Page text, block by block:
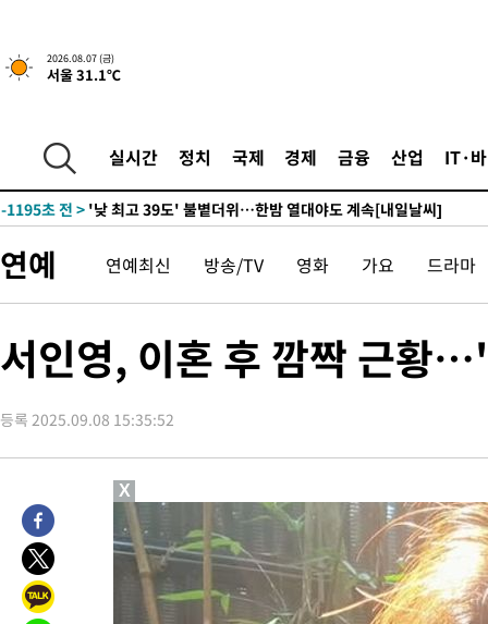
2026.08.07 (금)
서울 31.1℃
실시간 정치 국제 경제 금융 산업 IT·
-18619초 전 >경찰, '홍명보는 2순위' 결론냈던 스포츠윤리센터도 압수수색
-4215초 전 >[속보]합참 "北 발사체는 단거리탄도미사일…감시·경계태세
-2393초 전 >
[속보] SKT, 에이닷 서비스 장애 발생…"원인 파악 중"
-1799초 전 >
-1195초 전 > '낮 최고 39도' 불볕더위…한밤 열대야도 계속[내일날씨]
-816초 전 >
"韓 외환시장 개입 관측 배경엔 美의 대한국 무역적자 있어"
-643초 전 >'월드컵 탈락 후폭풍' 축구협회…초유의 압수수색에 '충격·당황'
-45초 전 >[속보]종합특검, 대검 추가 압수수색…내란 중요임무종사 혐의
1시간 전 >[속보]코스피, 301.88포인트(4.58%) 내린 6296.38 마감
1시간 전 >[속보]원·달러 환율, 0.7원 내린 1423.8원 마감
"여기 떨어졌다"…다누리, 스페이스X 로켓 달 충돌 흔적 포착
2시간 전 >
손흥민, 5경기 연속골 실패…LAFC는 승부차기 끝 과달라하라 격파
4시간 전 >
내일까지 39도 '펄펄'…기상청 "태풍 지나며 폭염 잠시 꺾인다"
-21725초 전 >
'월드컵 탈락 후폭풍' 축구협회…11시간 걸린 초유의 압수수
-21161초 전 >
[속보] 뉴욕증시, 혼조 출발…나스닥 0.3%↓, 다우 0.14%↑
연예 연예최신 방송/TV 영화 가요 드라마
서인영, 이혼 후 깜짝 근황
등록 2025.09.08 15:35:52
X